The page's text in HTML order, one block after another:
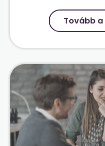
Tovább a